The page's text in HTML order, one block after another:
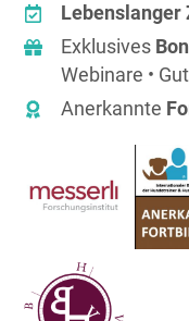
Lebenslanger
Exklusives
Webinare •
Anerkannte